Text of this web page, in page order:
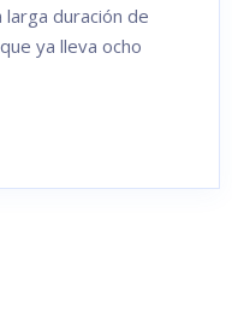
duración de
ya lleva ocho